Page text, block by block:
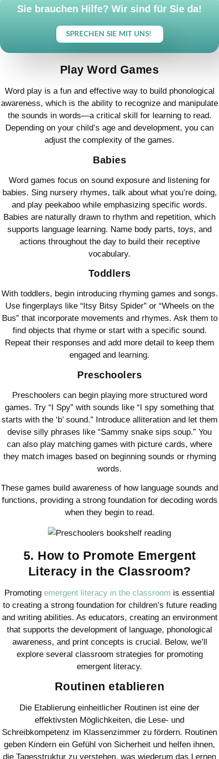
Sie brauchen Hilfe? Wir sind für Sie da!
SPRECHEN SIE MIT UNS!
Play Word Games
Word play is a fun and effective way to build phonological
awareness, which is the ability to recognize and manipulate
the sounds in words—a critical skill for learning to read.
Depending on your child’s age and development, you can
adjust the complexity of the games.
Babies
Word games focus on sound exposure and listening for
babies. Sing nursery rhymes, talk about what you’re doing,
and play peekaboo while emphasizing specific words.
Babies are naturally drawn to rhythm and repetition, which
supports language learning. Name body parts, toys, and
actions throughout the day to build their receptive
vocabulary.
Toddlers
With toddlers, begin introducing rhyming games and songs.
Use fingerplays like “Itsy Bitsy Spider” or “Wheels on the
Bus” that incorporate movements and rhymes. Ask them to
find objects that rhyme or start with a specific sound.
Repeat their responses and add more detail to keep them
engaged and learning.
Preschoolers
Preschoolers can begin playing more structured word
games. Try “I Spy” with sounds like “I spy something that
starts with the ‘b’ sound.” Introduce alliteration and let them
devise silly phrases like “Sammy snake sips soup.” You
can also play matching games with picture cards, where
they match images based on beginning sounds or rhyming
words.
These games build awareness of how language sounds and
functions, providing a strong foundation for decoding words
when they begin to read.
5. How to Promote Emergent
Literacy in the Classroom?
Promoting emergent literacy in the classroom is essential
to creating a strong foundation for children’s future reading
and writing abilities. As educators, creating an environment
that supports the development of language, phonological
awareness, and print concepts is crucial. Below, we’ll
explore several classroom strategies for promoting
emergent literacy.
Routinen etablieren
Die Etablierung einheitlicher Routinen ist eine der
effektivsten Möglichkeiten, die Lese- und
Schreibkompetenz im Klassenzimmer zu fördern. Routinen
geben Kindern ein Gefühl von Sicherheit und helfen ihnen,
die Tagesstruktur zu verstehen, was wiederum das Lernen